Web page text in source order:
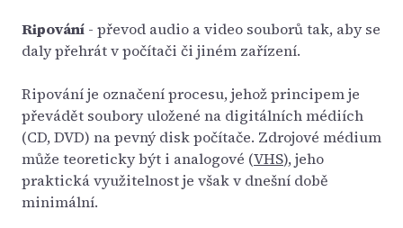
Ripování - převod audio a video souborů tak, aby se
daly přehrát v počítači či jiném zařízení.
Ripování je označení procesu, jehož principem je
převádět soubory uložené na digitálních médiích
(CD, DVD) na pevný disk počítače. Zdrojové médium
může teoreticky být i analogové (VHS), jeho
praktická využitelnost je však v dnešní době
minimální.